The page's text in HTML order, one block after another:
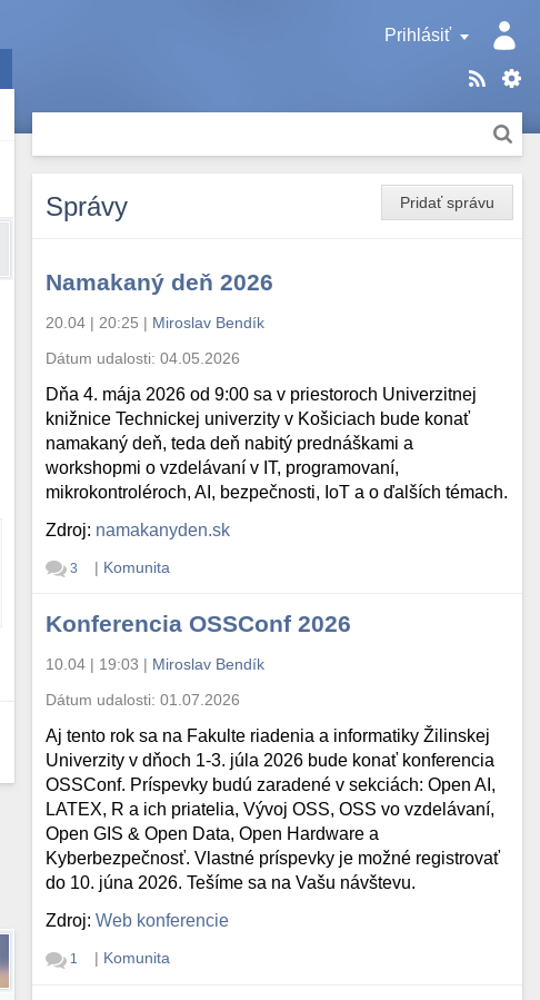
Prihlásiť
Pridať správu
Správy
Namakaný deň 2026
20.04 | 20:25 | Miroslav Bendík
Dátum udalosti:04.05.2026
Dňa 4. mája 2026 od 9:00 sa v priestoroch Univerzitnej
knižnice Technickej univerzity v Košiciach bude konať
namakaný deň, teda deň nabitý prednáškami a
workshopmi o vzdelávaní v IT, programovaní,
mikrokontroléroch, AI, bezpečnosti, IoT a o ďalších témach.
Zdroj: namakanyden.sk
3 | Komunita
Konferencia OSSConf 2026
10.04 | 19:03 | Miroslav Bendík
Dátum udalosti:01.07.2026
Aj tento rok sa na Fakulte riadenia a informatiky Žilinskej
Univerzity v dňoch 1-3. júla 2026 bude konať konferencia
OSSConf. Príspevky budú zaradené v sekciách: Open AI,
LATEX, R a ich priatelia, Vývoj OSS, OSS vo vzdelávaní,
Open GIS & Open Data, Open Hardware a
Kyberbezpečnosť. Vlastné príspevky je možné registrovať
do 10. júna 2026. Tešíme sa na Vašu návštevu.
Zdroj:Web konferencie
1 | Komunita